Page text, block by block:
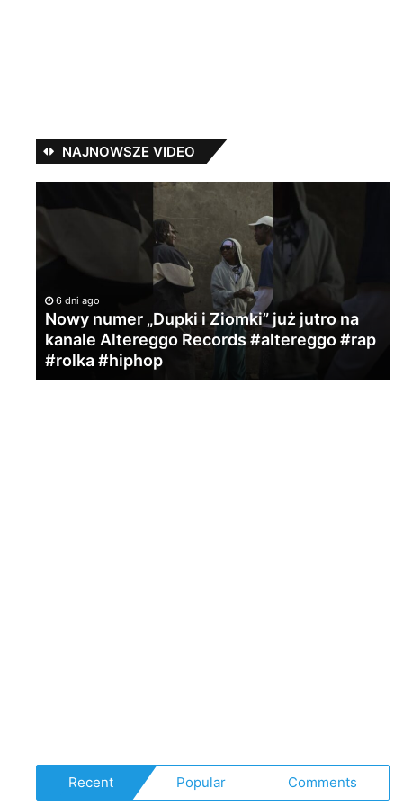
NAJNOWSZE VIDEO
numer
Ziomki”
jutro
na
kanale
Altereggo
Records
6 dni ago
Nowy numer „Dupki i Ziomki” już jutro na
kanale Altereggo Records #altereggo #rap
#rolka #hiphop
Recent Popular Comments